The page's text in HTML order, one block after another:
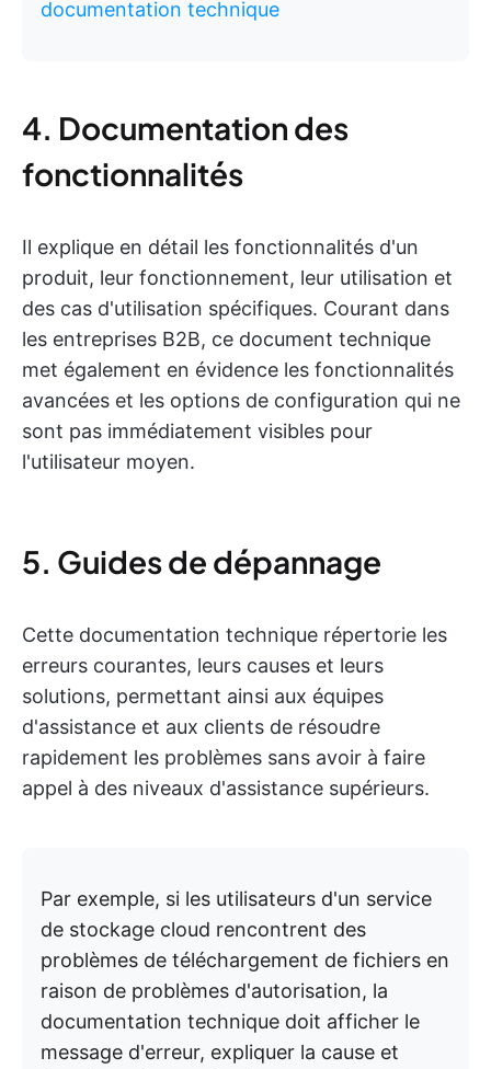
documentation technique
4. Documentation des
fonctionnalités
Il explique en détail les fonctionnalités d'un
produit, leur fonctionnement, leur utilisation et
des cas d'utilisation spécifiques. Courant dans
les entreprises B2B, ce document technique
met également en évidence les fonctionnalités
avancées et les options de configuration qui ne
sont pas immédiatement visibles pour
l'utilisateur moyen.
5. Guides de dépannage
Cette documentation technique répertorie les
erreurs courantes, leurs causes et leurs
solutions, permettant ainsi aux équipes
d'assistance et aux clients de résoudre
rapidement les problèmes sans avoir à faire
appel à des niveaux d'assistance supérieurs.
Par exemple, si les utilisateurs d'un service
de stockage cloud rencontrent des
problèmes de téléchargement de fichiers en
raison de problèmes d'autorisation, la
documentation technique doit afficher le
message d'erreur, expliquer la cause et